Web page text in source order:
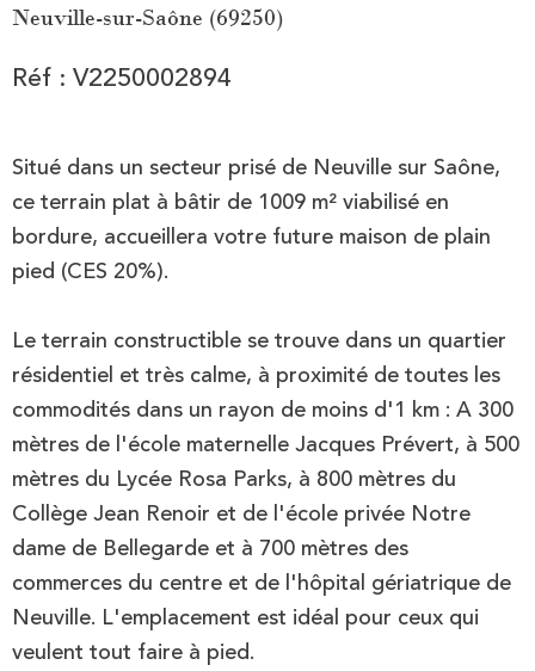
Neuville-sur-Saône (69250)
Réf : V2250002894
Situé dans un secteur prisé de Neuville sur Saône,
ce terrain plat à bâtir de 1009 m² viabilisé en
bordure, accueillera votre future maison de plain
pied (CES 20%).
Le terrain constructible se trouve dans un quartier
résidentiel et très calme, à proximité de toutes les
commodités dans un rayon de moins d'1 km : A 300
mètres de l'école maternelle Jacques Prévert, à 500
mètres du Lycée Rosa Parks, à 800 mètres du
Collège Jean Renoir et de l'école privée Notre
dame de Bellegarde et à 700 mètres des
commerces du centre et de l'hôpital gériatrique de
Neuville. L'emplacement est idéal pour ceux qui
veulent tout faire à pied.